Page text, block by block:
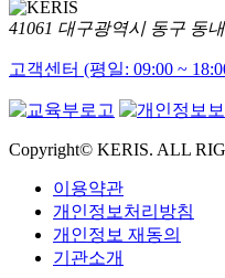
41061 대구광역시 동구 동
고객센터 (평일: 09:00 ~
Copyright© KERIS. ALL
이용약관
개인정보처리방침
개인정보 재동의
기관소개